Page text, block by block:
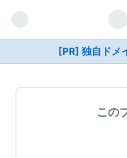
[PR] 独自ドメ
この